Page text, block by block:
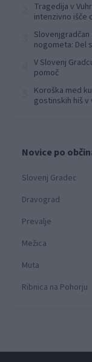
Tragedija v
intenzivno išče
nogometa: Del
V Slovenj
pomoč
Koroška med
gostinskih hiš v
Novice po
Slovenj Gradec
Dravograd
Prevalje
Mežica
Muta
Ribnica na Pohorju